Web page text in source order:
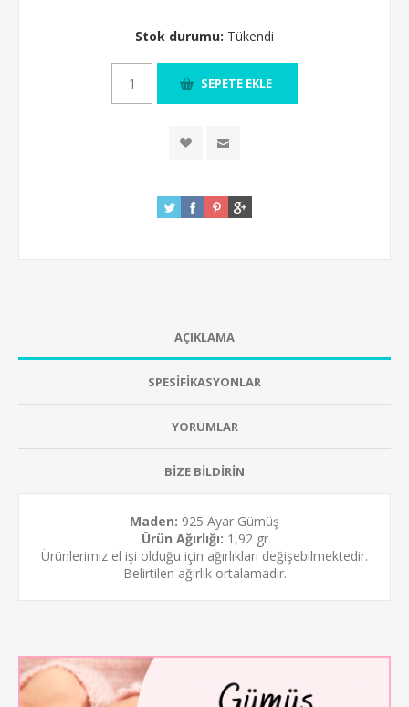
Stok durumu: Tükendi
AÇIKLAMA
SPESİFİKASYONLAR
YORUMLAR
BİZE BİLDİRİN
Maden: 925 Ayar Gümüş
Ürün Ağırlığı: 1,92 gr
Ürünlerimiz el işi olduğu için ağırlıkları değişebilmektedir.
Belirtilen ağırlık ortalamadır.